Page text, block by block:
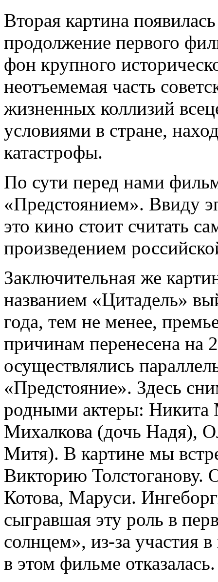
Вторая картина
продолжение первого
фон крупного
неотъемемая часть
жизненных коллизий
условиями в стране,
катастрофы.
По сути перед нами
«Предстоянием». Ввиду
это кино стоит считать
произведением
Заключительная же
названием «Цитадель»
года, тем не менее,
причинам перенесена на
осуществлялись
«Предстояние». Здесь
родными актеры: Никита
Михалкова (дочь Надя),
Митя). В картине мы
Викторию Толстоганову.
Котова, Маруси.
сыгравшая эту роль в
солнцем», из-за участия
в этом фильме отказалась.